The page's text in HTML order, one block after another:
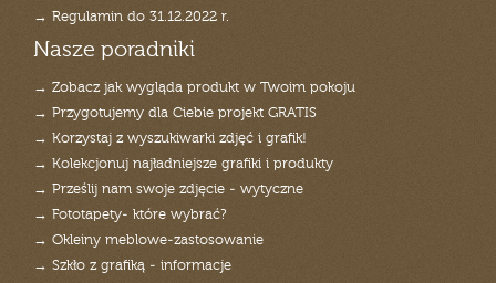
→ Regulamin do 31.12.2022 r.
Nasze poradniki
→ Zobacz jak wygląda produkt w Twoim pokoju
→ Przygotujemy dla Ciebie projekt GRATIS
→ Korzystaj z wyszukiwarki zdjęć i grafik!
→ Kolekcjonuj najładniejsze grafiki i produkty
→ Prześlij nam swoje zdjęcie - wytyczne
→ Fototapety- które wybrać?
→ Okleiny meblowe-zastosowanie
→ Szkło z grafiką - informacje